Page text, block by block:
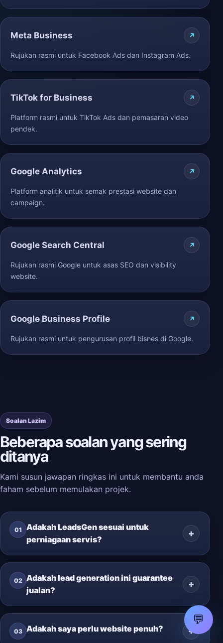
Meta Business
Rujukan rasmi untuk Facebook Ads dan Instagram Ads.
TikTok for Business
Platform rasmi untuk TikTok Ads dan pemasaran video
pendek.
Google Analytics
Platform analitik untuk semak prestasi website dan
campaign.
Google Search Central
Rujukan rasmi Google untuk asas SEO dan visibility
website.
Google Business Profile
Rujukan rasmi untuk pengurusan profil bisnes di Google.
Soalan Lazim
Beberapa soalan yang sering
ditanya
Kami susun jawapan ringkas ini untuk membantu anda
faham sebelum memulakan projek.
01
Adakah LeadsGen sesuai untuk
perniagaan servis?
02 Adakah lead generation ini guarantee
jualan?
03 Adakah saya perlu website penuh?
💬